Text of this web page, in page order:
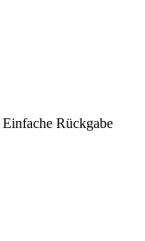
Einfache Rückgabe